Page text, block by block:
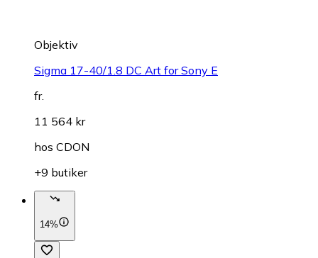
Objektiv
Sigma 17-40/1.8 DC Art for Sony E
fr.
11 564 kr
hos CDON
+9 butiker
14%